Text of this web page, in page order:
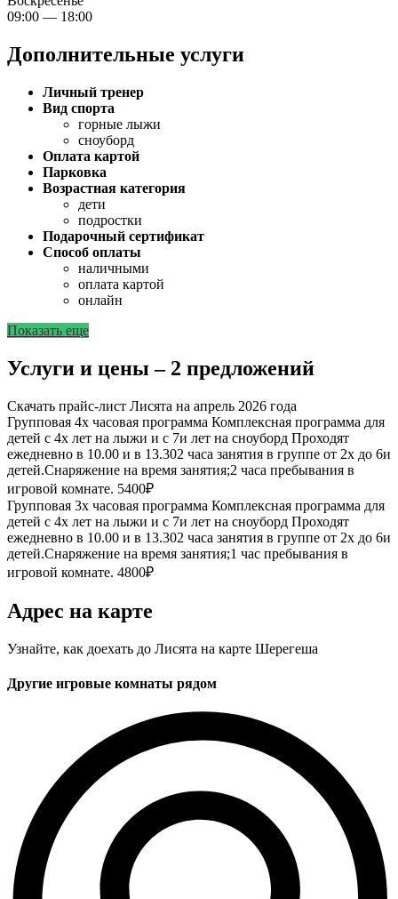
09:00 — 18:00
Дополнительные услуги
Личный тренер
Вид спорта
горные лыжи
сноуборд
Оплата картой
Парковка
Возрастная категория
дети
подростки
Подарочный сертификат
Способ оплаты
наличными
оплата картой
онлайн
Показать еще
Услуги и цены – 2 предложений
Скачать прайс-лист Лисята на апрель 2026 года
Групповая 4х часовая программа Комплексная программа для
детей с 4х лет на лыжи и с 7и лет на сноуборд Проходят
ежедневно в 10.00 и в 13.302 часа занятия в группе от 2х до 6и
детей.Снаряжение на время занятия;2 часа пребывания в
игровой комнате. 5400₽
Групповая 3х часовая программа Комплексная программа для
детей с 4х лет на лыжи и с 7и лет на сноуборд Проходят
ежедневно в 10.00 и в 13.302 часа занятия в группе от 2х до 6и
детей.Снаряжение на время занятия;1 час пребывания в
игровой комнате. 4800₽
Адрес на карте
Узнайте, как доехать до Лисята на карте Шерегеша
Другие игровые комнаты рядом